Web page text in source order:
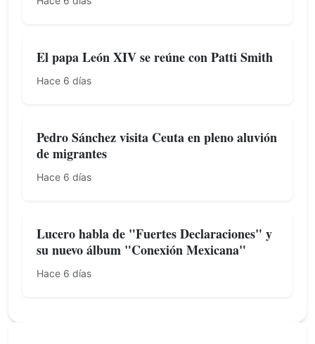
El papa León XIV se reúne con Patti Smith
Hace 6 días
Pedro Sánchez visita Ceuta en pleno aluvión
de migrantes
Hace 6 días
Lucero habla de "Fuertes Declaraciones" y
su nuevo álbum "Conexión Mexicana"
Hace 6 días